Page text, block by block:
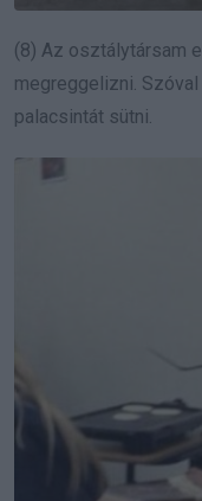
(8) Az osztálytársam
megreggelizni.
palacsintát sütni.